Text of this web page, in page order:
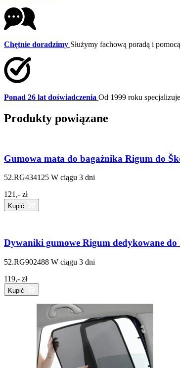
Chętnie doradzimy Służymy fachową poradą i
Ponad 26 lat doświadczenia Od 1999 roku
Produkty powiązane
Gumowa mata do bagażnika Rigum do
52.RG434125 W ciągu 3 dni
121,- zł
Kupić
Dywaniki gumowe Rigum dedykowane do
52.RG902488 W ciągu 3 dni
119,- zł
Kupić